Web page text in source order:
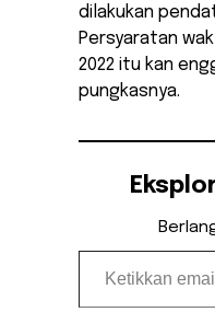
dilakukan
Persyaratan
2022 itu kan
pungkasnya.
Ketikkan email Anda...